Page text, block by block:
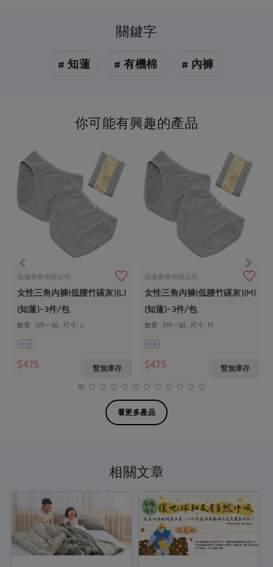
關鍵字
# 知蓮 # 有機棉 # 內褲
你可能有興趣的產品
知蓮實業有限公司
女性三角內褲(低腰竹碳灰)(L)
(知蓮)-3件/包
數量: 3件一組, 尺寸: L
常溫
$475 暫無庫存
知蓮實業有限公司
女性三角內褲(低腰竹碳灰)(M)
(知蓮)-3件/包
數量: 3件一組, 尺寸: M
常溫
$475 暫無庫存
看更多產品
相關文章